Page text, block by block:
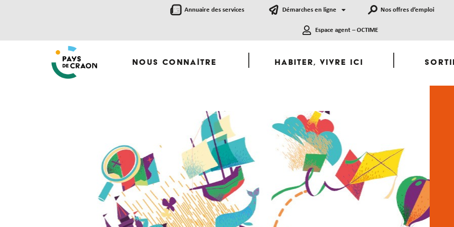
Annuaire des services Démarches en ligne Nos offres d’emploi
Espace agent – OCTIME
Nous Connaître Habiter, Vivre ici